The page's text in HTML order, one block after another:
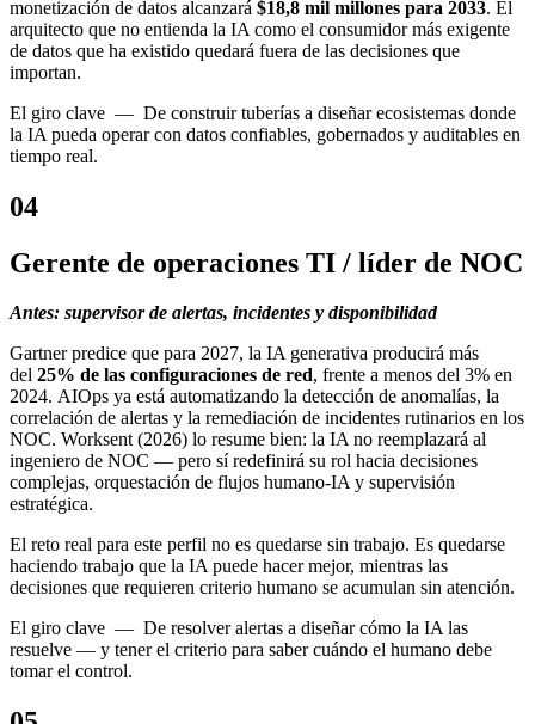
monetización de datos alcanzará $18,8 mil millones para 2033. El
arquitecto que no entienda la IA como el consumidor más exigente
de datos que ha existido quedará fuera de las decisiones que
importan.
El giro clave — De construir tuberías a diseñar ecosistemas donde
la IA pueda operar con datos confiables, gobernados y auditables en
tiempo real.
04
Gerente de operaciones TI / líder de NOC
Antes: supervisor de alertas, incidentes y disponibilidad
Gartner predice que para 2027, la IA generativa producirá más
del 25% de las configuraciones de red, frente a menos del 3% en
2024. AIOps ya está automatizando la detección de anomalías, la
correlación de alertas y la remediación de incidentes rutinarios en los
NOC. Worksent (2026) lo resume bien: la IA no reemplazará al
ingeniero de NOC — pero sí redefinirá su rol hacia decisiones
complejas, orquestación de flujos humano-IA y supervisión
estratégica.
El reto real para este perfil no es quedarse sin trabajo. Es quedarse
haciendo trabajo que la IA puede hacer mejor, mientras las
decisiones que requieren criterio humano se acumulan sin atención.
El giro clave — De resolver alertas a diseñar cómo la IA las
resuelve — y tener el criterio para saber cuándo el humano debe
tomar el control.